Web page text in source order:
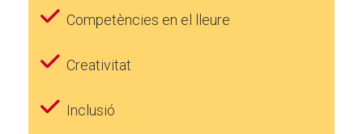
Competències en el lleure
Creativitat
Inclusió